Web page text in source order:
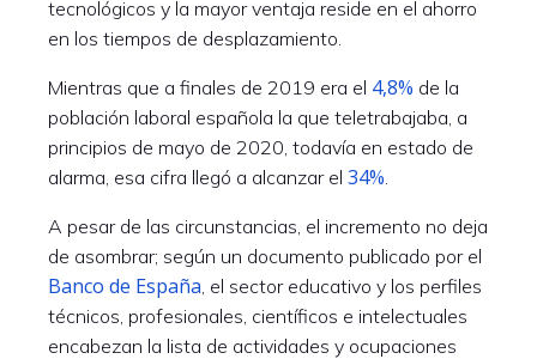
tecnológicos y la mayor ventaja reside en el ahorro
en los tiempos de desplazamiento.
Mientras que a finales de 2019 era el 4,8% de la
población laboral española la que teletrabajaba, a
principios de mayo de 2020, todavía en estado de
alarma, esa cifra llegó a alcanzar el 34%
A pesar de las circunstancias, el incremento no deja
de asombrar; según un documento publicado por el
Banco de España , el sector educativo y los perfiles
técnicos, profesionales, científicos e intelectuales
encabezan la lista de actividades y ocupaciones